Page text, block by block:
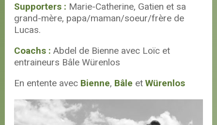
Supporters : Marie-Catherine, Gatien et sa
grand-mère, papa/maman/soeur/frère de
Lucas.
Coachs : Abdel de Bienne avec Loïc et
entraineurs Bâle Würenlos
En entente avec Bienne, Bâle et Würenlos